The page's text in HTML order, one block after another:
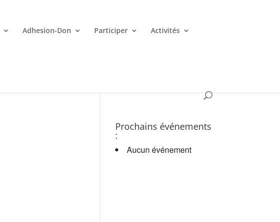
Adhesion-Don Participer Activités
Prochains événements
:
Aucun événement